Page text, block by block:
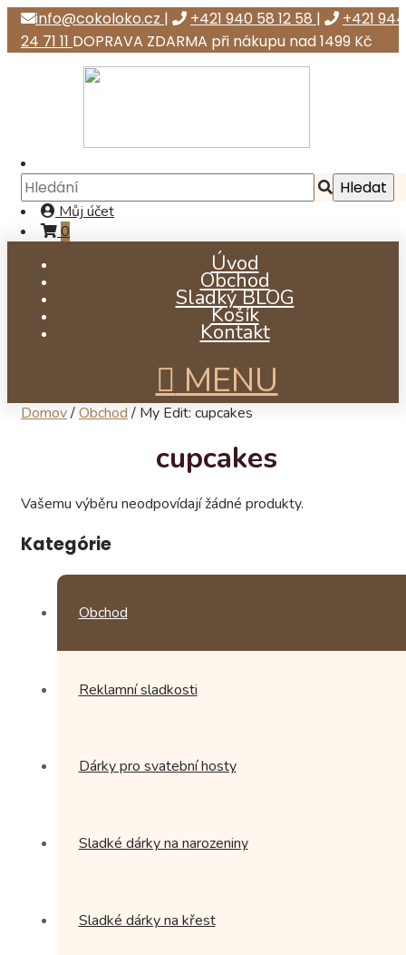
info@cokoloko.cz | +421 940 58 12 58 |
+421 944
24 71 11 DOPRAVA ZDARMA při nákupu nad 1499 Kč
Můj účet
0
Úvod
Obchod
Sladký BLOG
Košík
Kontakt
MENU
Domov/Obchod / My Edit: cupcakes
cupcakes
Vašemu výběru neodpovídají žádné produkty.
Kategórie
Obchod
Reklamní sladkosti
Dárky pro svatební hosty
Sladké dárky na narozeniny
Sladké dárky na křest